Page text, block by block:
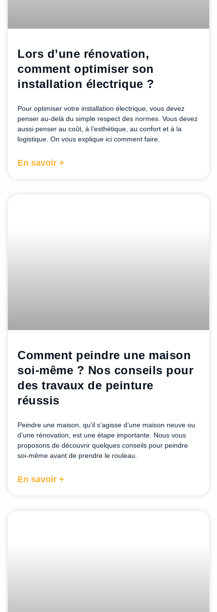
Lors d’une rénovation,
comment optimiser son
installation électrique ?
Pour optimiser votre installation électrique, vous devez
penser au-delà du simple respect des normes. Vous devez
aussi penser au coût, à l’esthétique, au confort et à la
logistique. On vous explique ici comment faire.
En savoir +
Comment peindre une maison
soi-même ? Nos conseils pour
des travaux de peinture
réussis
Peindre une maison, qu’il s’agisse d’une maison neuve ou
d’une rénovation, est une étape importante. Nous vous
proposons de découvrir quelques conseils pour peindre
soi-même avant de prendre le rouleau.
En savoir +